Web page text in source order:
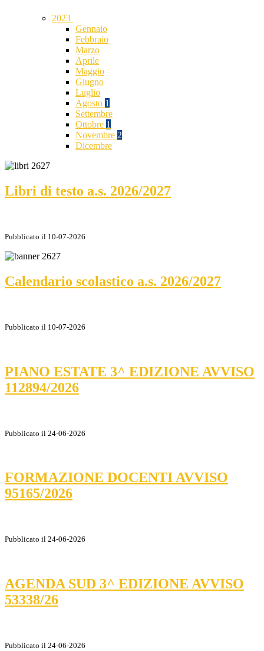
2023
Gennaio
Febbraio
Marzo
Aprile
Maggio
Giugno
Luglio
Agosto 1
Settembre
Ottobre 1
Novembre 2
Dicembre
Libri di testo a.s. 2026/2027
Pubblicato il 10-07-2026
Calendario scolastico a.s. 2026/2027
Pubblicato il 10-07-2026
PIANO ESTATE 3^ EDIZIONE AVVISO
112894/2026
Pubblicato il 24-06-2026
FORMAZIONE DOCENTI AVVISO
95165/2026
Pubblicato il 24-06-2026
AGENDA SUD 3^ EDIZIONE AVVISO
53338/26
Pubblicato il 24-06-2026